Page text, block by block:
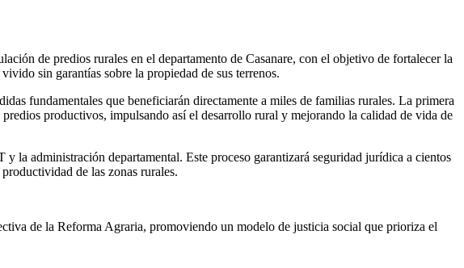
de predios rurales en el departamento de Casanare, con el objetivo de fortalecer la
sin garantías sobre la propiedad de sus terrenos.
fundamentales que beneficiarán directamente a miles de familias rurales. La primera
productivos, impulsando así el desarrollo rural y mejorando la calidad de vida de
la administración departamental. Este proceso garantizará seguridad jurídica a cientos
de las zonas rurales.
de la Reforma Agraria, promoviendo un modelo de justicia social que prioriza el